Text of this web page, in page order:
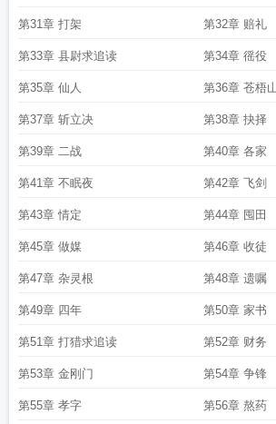
第31章 打架 第32章 赔礼
第33章 县尉求追读 第34章 徭役
第35章 仙人 第36章 苍梧
第37章 斩立决 第38章 抉择
第39章 二战 第40章 各家
第41章 不眠夜 第42章 飞剑
第43章 情定 第44章 囤田
第45章 做媒 第46章 收徒
第47章 杂灵根 第48章 遗嘱
第49章 四年 第50章 家书
第51章 打猎求追读 第52章 财务
第53章 金刚门 第54章 争锋
第55章 孝字 第56章 熬药